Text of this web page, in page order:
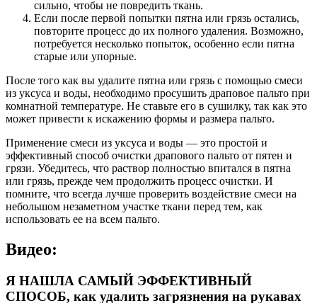
сильно, чтобы не повредить ткань.
Если после первой попытки пятна или грязь остались,
повторите процесс до их полного удаления. Возможно,
потребуется несколько попыток, особенно если пятна
старые или упорные.
После того как вы удалите пятна или грязь с помощью смеси
из уксуса и воды, необходимо просушить драповое пальто при
комнатной температуре. Не ставьте его в сушилку, так как это
может привести к искажению формы и размера пальто.
Применение смеси из уксуса и воды — это простой и
эффективный способ очистки драпового пальто от пятен и
грязи. Убедитесь, что раствор полностью впитался в пятна
или грязь, прежде чем продолжить процесс очистки. И
помните, что всегда лучше проверить воздействие смеси на
небольшом незаметном участке ткани перед тем, как
использовать ее на всем пальто.
Видео:
Я НАШЛА САМЫЙ ЭФФЕКТИВНЫЙ
СПОСОБ, как удалить загрязнения на рукавах